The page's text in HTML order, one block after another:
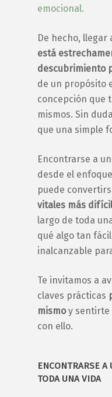
emocional.
De hecho, llegar
está
descubrimiento
de un propósito
concepción que
mismos. Sin
que una simple
Encontrarse a
desde el
puede
vitales más
largo de toda
qué algo tan
inalcanzable
Te invitamos a
claves prácticas
mismoy sentirte
con ello.
ENCONTRARSE A
TODA UNA VIDA